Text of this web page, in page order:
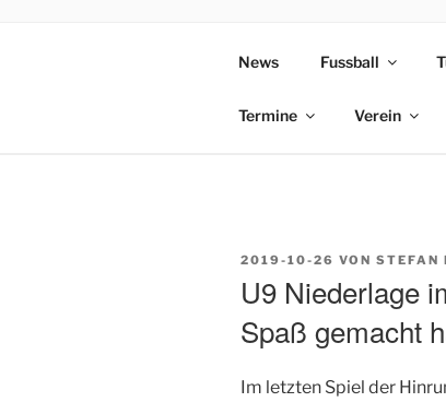
TSV
News Fussball
Termine Verein
VERÖFFENTLICHT
2019-10-26 VON STEFAN
U9 Niederlage
Spaß gemacht
Im letzten Spiel der